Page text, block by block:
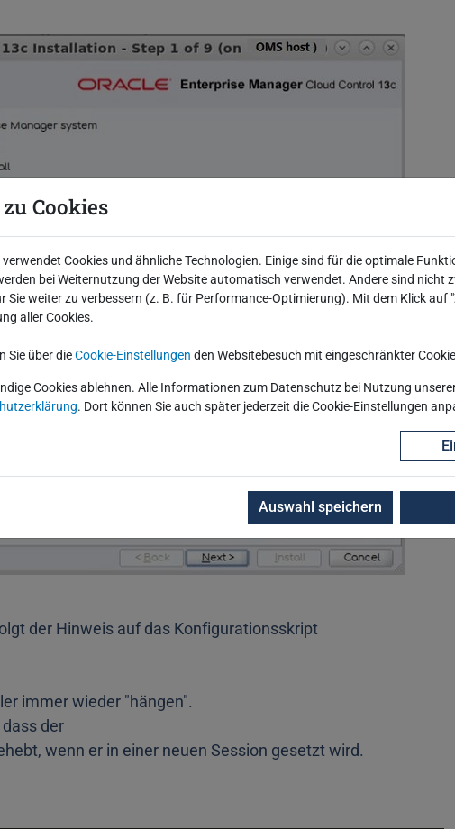
der Hinweis auf das Konfigurationsskript
immer wieder "hängen".
dass der
wenn er in einer neuen Session gesetzt wird.
Cookies
verwendet Cookies und ähnliche Technologien. Einige sind für die optimale
bei Weiternutzung der Website automatisch verwendet. Andere sind nicht
Sie weiter zu verbessern (z. B. für Performance-Optimierung). Mit dem Klick auf
aller Cookies.
Sie über dieCookie-Einstellungen den Websitebesuch mit eingeschränkter
Cookies ablehnen. Alle Informationen zum Datenschutz bei Nutzung
. Dort können Sie auch später jederzeit die Cookie-Einstellungen
Auswahl speichern